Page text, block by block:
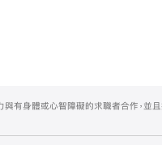
有身體或心智障礙的求職者合作，並且